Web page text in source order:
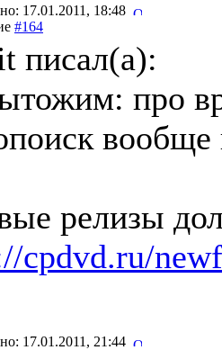
17.01.2011, 18:48
#164
писал(a):
про
вообще
релизы
cpdvd.ru/
17.01.2011, 21:44